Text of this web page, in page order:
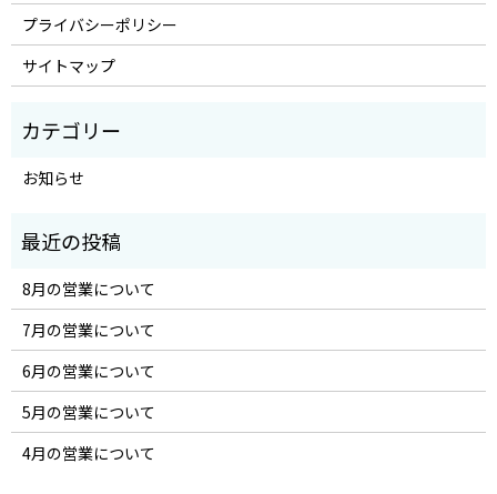
プライバシーポリシー
サイトマップ
お知らせ
8月の営業について
7月の営業について
6月の営業について
5月の営業について
4月の営業について